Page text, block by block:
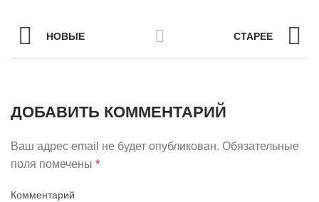
НОВЫЕ СТАРЕЕ
ДОБАВИТЬ КОММЕНТАРИЙ
Ваш адрес email не будет опубликован. Обязательные
поля помечены *
Комментарий